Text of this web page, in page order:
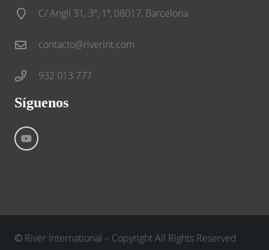
C/ Anglí 31, 3º, 1ª, 08017, Barcelona
contacto@riverint.com
932 013 777
Síguenos
© River International – Copyright All Rights Reserved